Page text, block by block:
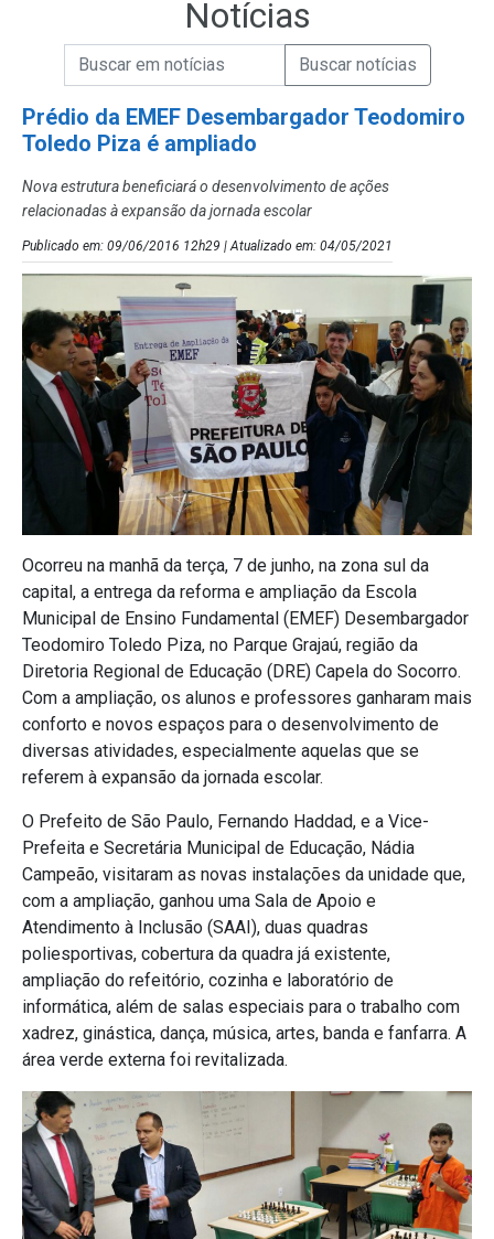
Notícias
Campo de Busca de Notícias
Campo de Busca de informaçõesEnviar a Busca de Notícias
Prédio da EMEF Desembargador Teodomiro
Toledo Piza é ampliado
Nova estrutura beneficiará o desenvolvimento de ações
relacionadas à expansão da jornada escolar
Publicado em: 09/06/2016 12h29 | Atualizado em: 04/05/2021
Ocorreu na manhã da terça, 7 de junho, na zona sul da
capital, a entrega da reforma e ampliação da Escola
Municipal de Ensino Fundamental (EMEF) Desembargador
Teodomiro Toledo Piza, no Parque Grajaú, região da
Diretoria Regional de Educação (DRE) Capela do Socorro.
Com a ampliação, os alunos e professores ganharam mais
conforto e novos espaços para o desenvolvimento de
diversas atividades, especialmente aquelas que se
referem à expansão da jornada escolar.
O Prefeito de São Paulo, Fernando Haddad, e a Vice-
Prefeita e Secretária Municipal de Educação, Nádia
Campeão, visitaram as novas instalações da unidade que,
com a ampliação, ganhou uma Sala de Apoio e
Atendimento à Inclusão (SAAI), duas quadras
poliesportivas, cobertura da quadra já existente,
ampliação do refeitório, cozinha e laboratório de
informática, além de salas especiais para o trabalho com
xadrez, ginástica, dança, música, artes, banda e fanfarra. A
área verde externa foi revitalizada.